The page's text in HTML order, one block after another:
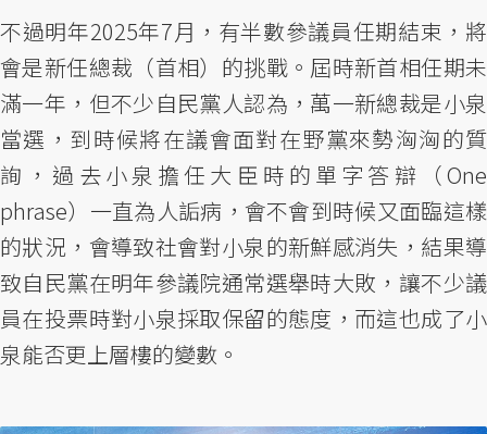
不過明年2025年7月，有半數參議員任期結束，將
會是新任總裁（首相）的挑戰。屆時新首相任期未
滿一年，但不少自民黨人認為，萬一新總裁是小泉
當選，到時候將在議會面對在野黨來勢洶洶的質
詢，過去小泉擔任大臣時的單字答辯（One
phrase）一直為人詬病，會不會到時候又面臨這樣
的狀況，會導致社會對小泉的新鮮感消失，結果導
致自民黨在明年參議院通常選舉時大敗，讓不少議
員在投票時對小泉採取保留的態度，而這也成了小
泉能否更上層樓的變數。